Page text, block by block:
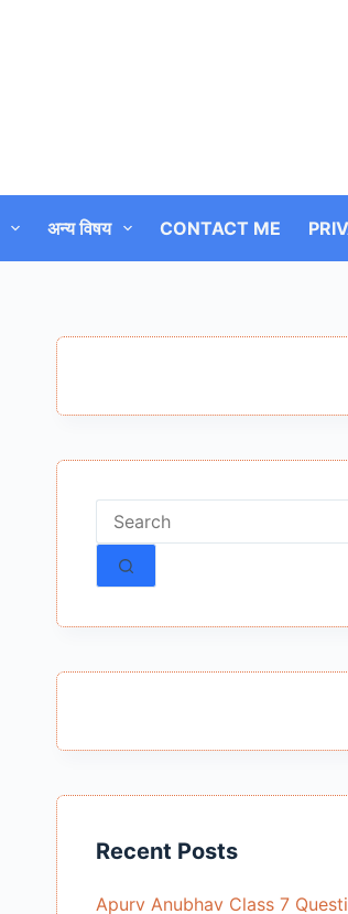
अन्य विषय CONTACT ME
No
results
Recent Posts
Apurv Anubhav Class 7